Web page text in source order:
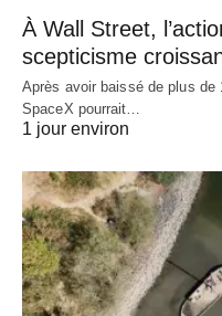
À Wall Street,
scepticisme
Après avoir baissé de plus
SpaceX pourrait…
1 jour environ